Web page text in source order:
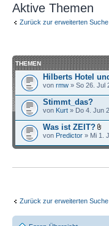
Aktive Themen
Zurück zur erweiterten Suche
THEMEN
Hilberts Hotel
von rmw » So 26. Jul
Stimmt_das?
von Kurt » Do 4. Jun
Was ist ZEIT?
von Predictor » Mi 1.
Zurück zur erweiterten Suche